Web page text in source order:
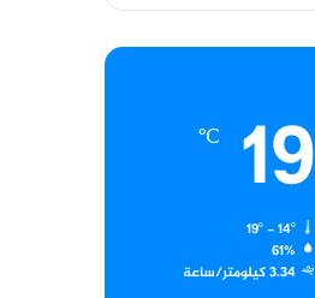
19
℃
19º - 14º
61%
3.34 كيلومتر/ساعة